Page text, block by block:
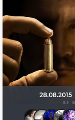
28.08.2015